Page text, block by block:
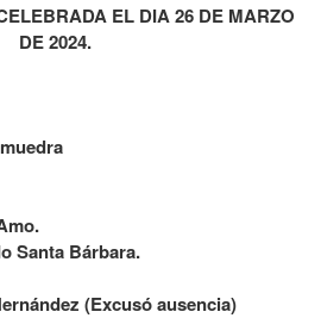
EL DIA 26 DE MARZO
DE 2024.
Santa Bárbara.
(Excusó ausencia)